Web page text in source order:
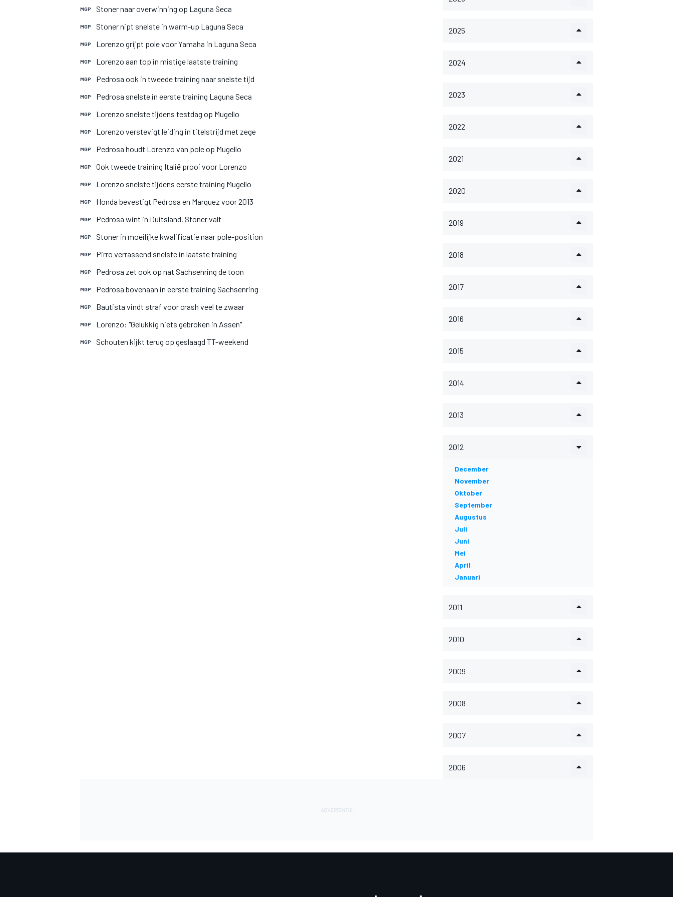
MGP Stoner naar overwinning op Laguna Seca
MGP Stoner nipt snelste in warm-up Laguna Seca
MGP Lorenzo grijpt pole voor Yamaha in Laguna Seca
MGP Lorenzo aan top in mistige laatste training
MGP Pedrosa ook in tweede training naar snelste tijd
MGP Pedrosa snelste in eerste training Laguna Seca
MGP Lorenzo snelste tijdens testdag op Mugello
MGP Lorenzo verstevigt leiding in titelstrijd met zege
MGP Pedrosa houdt Lorenzo van pole op Mugello
MGP Ook tweede training Italië prooi voor Lorenzo
MGP Lorenzo snelste tijdens eerste training Mugello
MGP Honda bevestigt Pedrosa en Marquez voor 2013
MGP Pedrosa wint in Duitsland, Stoner valt
MGP Stoner in moeilijke kwalificatie naar pole-position
MGP Pirro verrassend snelste in laatste training
MGP Pedrosa zet ook op nat Sachsenring de toon
MGP Pedrosa bovenaan in eerste training Sachsenring
MGP Bautista vindt straf voor crash veel te zwaar
MGP Lorenzo: "Gelukkig niets gebroken in Assen"
MGP Schouten kijkt terug op geslaagd TT-weekend
2025
2024
2023
2022
2021
2020
2019
2018
2017
2016
2015
2014
2013
2012
December
November
Oktober
September
Augustus
Juli
Juni
Mei
April
Januari
2011
2010
2009
2008
2007
2006